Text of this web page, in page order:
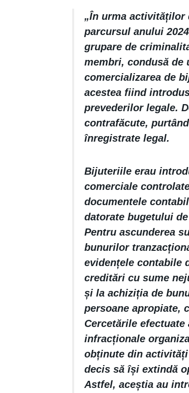
„În urma activităților
parcursul anului
grupare de
membri, condusă de
comercializarea de
acestea fiind
prevederilor legale.
contrafăcute,
înregistrate legal.
Bijuteriile erau
comerciale
documentele
datorate bugetului
Pentru ascunderea
bunurilor
evidențele contabile
creditări cu sume
și la achiziția de
persoane apropiate,
Cercetările
infracționale
obținute din activități
decis să își extindă
Astfel, aceștia au